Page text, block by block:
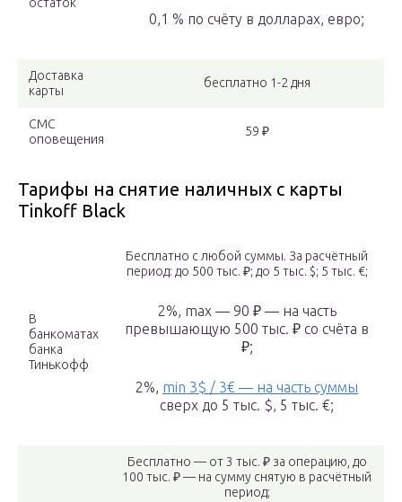
0,1 % по счёту в долларах, евро;
Доставка
карты
бесплатно 1-2 дня
СМС
оповещения
59 ₽
Тарифы на снятие наличных с карты
Tinkoff Black
В
банкоматах
банка
Тинькофф
Бесплатно с любой суммы. За расчётный
период: до 500 тыс. ₽; до 5 тыс. $; 5 тыс. €;
2%, max — 90 ₽ — на часть
превышающую 500 тыс. ₽ со счёта в
₽;
2%, min 3$ / 3€ — на часть суммы
сверх до 5 тыс. $, 5 тыс. €;
Бесплатно — от 3 тыс. ₽ за операцию, до
100 тыс. ₽ — на сумму снятую в расчётный
период;